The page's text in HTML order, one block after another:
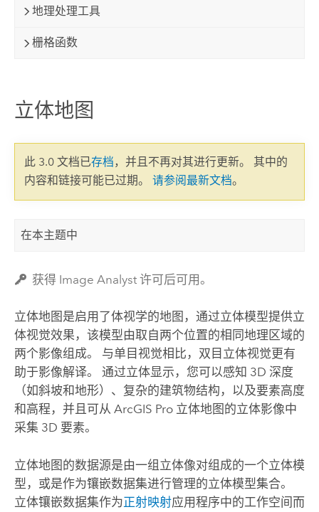
地理处理工具
栅格函数
立体地图
此 3.0 文档已存档，并且不再对其进行更新。 其中的
内容和链接可能已过期。 请参阅最新文档。
在本主题中
获得 Image Analyst 许可后可用。
立体地图是启用了体视学的地图，通过立体模型提供立
体视觉效果，该模型由取自两个位置的相同地理区域的
两个影像组成。 与单目视觉相比，双目立体视觉更有
助于影像解译。 通过立体显示，您可以感知 3D 深度
（如斜坡和地形）、复杂的建筑物结构，以及要素高度
和高程，并且可从 ArcGIS Pro立体地图的立体影像中
采集 3D 要素。
立体地图的数据源是由一组立体像对组成的一个立体模
型，或是作为镶嵌数据集进行管理的立体模型集合。
立体镶嵌数据集作为正射映射应用程序中的工作空间而